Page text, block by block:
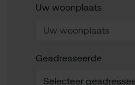
Uw woonplaats
Geadresseerde